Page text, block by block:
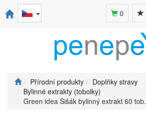
0
Přírodní produkty
Doplňky stravy
Bylinné extrakty (tobolky)
Green idea Šišák bylinný extrakt 60 tob.